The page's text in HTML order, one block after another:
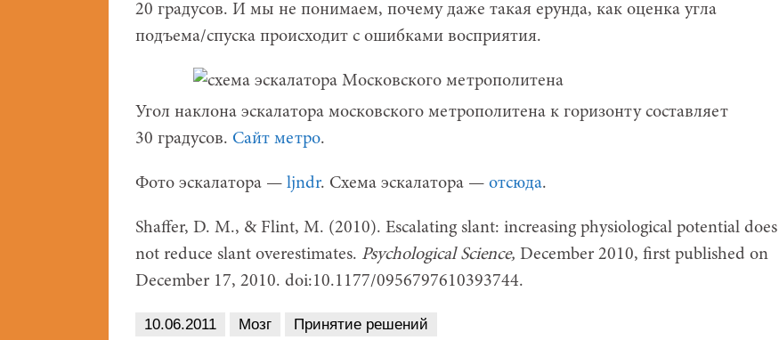
20 градусов. И мы не понимаем, почему даже такая ерунда, как оценка угла
подъема/спуска происходит с ошибками восприятия.
Угол наклона эскалатора московского метрополитена к горизонту составляет
30 градусов. Сайт метро.
Фото эскалатора — ljndr. Схема эскалатора — отсюда.
Shaffer, D. M., & Flint, M. (2010). Escalating slant: increasing physiological potential does
not reduce slant overestimates. Psychological Science, December 2010, first published on
December 17, 2010. doi:10.1177/0956797610393744.
10.06.2011 Мозг Принятие решений